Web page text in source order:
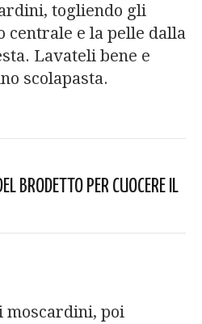
togliendo gli
centrale e la pelle dalla
Lavateli bene e
scolapasta.
BRODETTO PER CUOCERE IL
moscardini, poi